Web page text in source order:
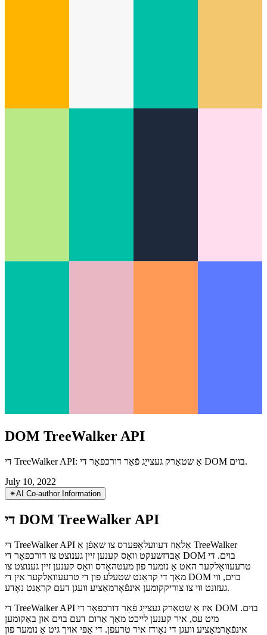
DOM TreeWalker API
July 10, 2022
✴︎ AI Co-author Information
די DOM TreeWalker API
די TreeWalker API אַלאַוז דעוועלאָפּערס צו שאַפֿן אַ TreeWalker
אַבדזשעקט וואָס קענען זיין גענוצט צו דורכפאָר די DOM בוים. די
מאַך די קראַנט שטעלע פון די טרעעוואַלקער אין די DOM בוים, ווי